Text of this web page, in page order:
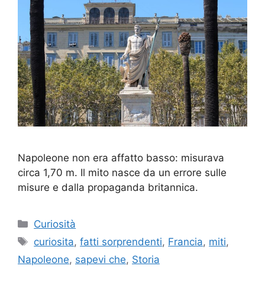
Napoleone non era affatto basso: misurava
circa 1,70 m. Il mito nasce da un errore sulle
misure e dalla propaganda britannica.
Categorie
Curiosità
Tag
curiosita,fatti sorprendenti, Francia, miti,
Napoleone, sapevi che, Storia